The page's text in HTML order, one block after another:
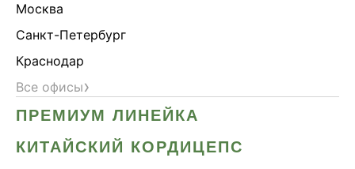
Москва
Санкт-Петербург
Краснодар
Все офисы›
ПРЕМИУМ ЛИНЕЙКА
КИТАЙСКИЙ КОРДИЦЕПС